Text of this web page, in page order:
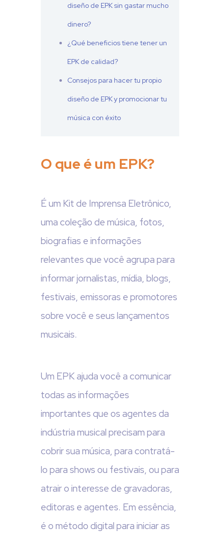
diseño de EPK sin gastar mucho
dinero?
¿Qué beneficios tiene tener un
EPK de calidad?
Consejos para hacer tu propio
diseño de EPK y promocionar tu
música con éxito
O que é um EPK?
É um Kit de Imprensa Eletrônico,
uma coleção de música, fotos,
biografias e informações
relevantes que você agrupa para
informar jornalistas, mídia, blogs,
festivais, emissoras e promotores
sobre você e seus lançamentos
musicais.
Um EPK ajuda você a comunicar
todas as informações
importantes que os agentes da
indústria musical precisam para
cobrir sua música, para contratá-
lo para shows ou festivais, ou para
atrair o interesse de gravadoras,
editoras e agentes. Em essência,
é o método digital para iniciar as